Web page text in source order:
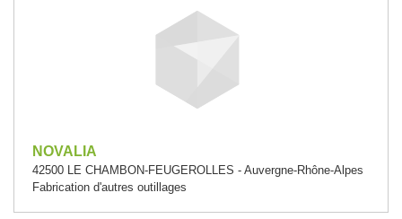
NOVALIA
42500 LE CHAMBON-FEUGEROLLES - Auvergne-Rhône-Alpes
Fabrication d'autres outillages